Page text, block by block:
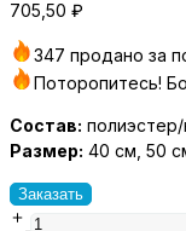
705,50 ₽
347 продано за
Поторопитесь!
Состав:
Размер: 40 см, 50
Заказать
MMH